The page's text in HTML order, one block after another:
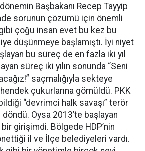
Başbakanı Recep Tayyip
sorunun çözümü için önemli
çoğu insan evet bu kez bu
düşünmeye başlamıştı. İyi niyet
bu süreç de en fazla iki yıl
süreç iki yılın sonunda “Seni
saçmalığıyla sekteye
çukurlarına gömüldü. PKK
“devrimci halk savaşı” terör
Oysa 2013’te başlayan
girişimdi. Bölgede HDP’nin
il ve İlçe belediyeleri vardı.